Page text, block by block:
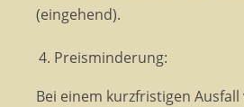
(eingehend).
Preisminderung:
Bei einem kurzfristigen Ausfall